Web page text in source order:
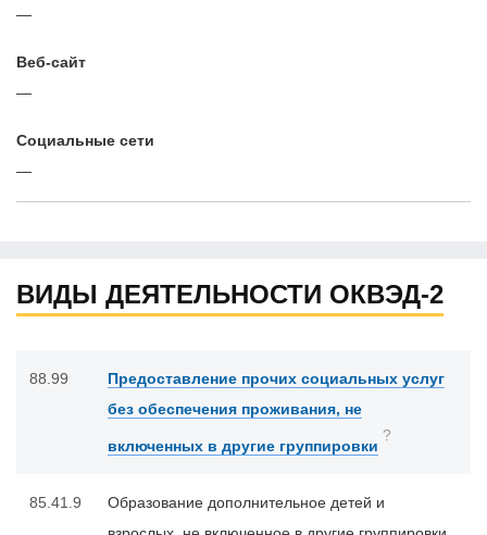
—
Веб-сайт
—
Cоциальные сети
—
ВИДЫ ДЕЯТЕЛЬНОСТИ ОКВЭД-2
88.99
Предоставление прочих социальных услуг
без обеспечения проживания, не
включенных в другие группировки
?
85.41.9
Образование дополнительное детей и